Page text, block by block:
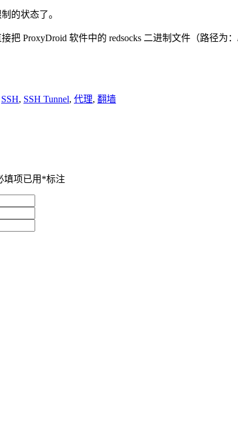
的状态了。
把 ProxyDroid 软件中的 redsocks 二进制文件（路径为：/
SSH, SSH Tunnel, 代理, 翻墙
填项已用 *标注